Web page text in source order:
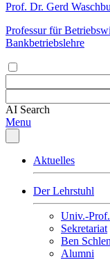
Prof. Dr. Gerd
Professur für
Bankbetriebslehre
AI Search
Menu
Aktuelles
Der Lehrstuhl
Univ.-
Sekretariat
Ben
Alumni